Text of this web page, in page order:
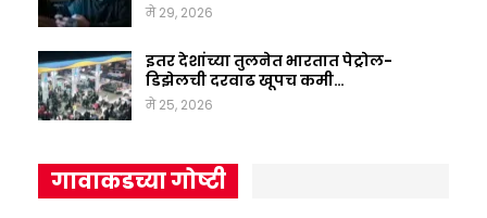
मे 29, 2026
इतर देशांच्या तुलनेत भारतात पेट्रोल-
डिझेलची दरवाढ खूपच कमी…
मे 25, 2026
गावाकडच्या गोष्टी